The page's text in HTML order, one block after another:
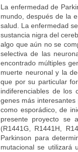
La enfermedad de
mundo, después de la
salud. La enfermedad
sustancia nigra del
algo que aún no se
selectiva de las
encontrado múltiples
muerte neuronal y la
que por su particular
indiferenciables de los
genes más
como esporádico, de
presente proyecto se
(R1441G, R1441H,
Parkinson para
mutacional se utilizará